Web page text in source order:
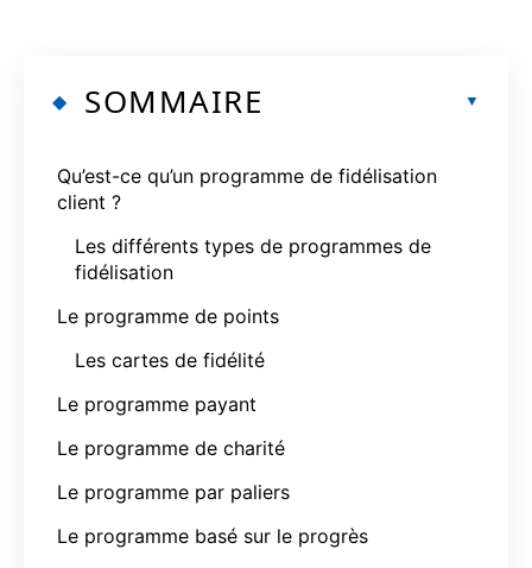
SOMMAIRE
Qu’est-ce qu’un programme de fidélisation
client ?
Les différents types de programmes de
fidélisation
Le programme de points
Les cartes de fidélité
Le programme payant
Le programme de charité
Le programme par paliers
Le programme basé sur le progrès